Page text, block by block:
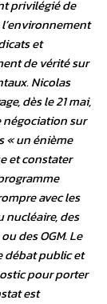
privilégié de
et
de vérité sur
Nicolas
dès le 21 mai,
négociation sur
« un énième
et constater
avec les
nucléaire, des
des OGM. Le
débat public et
pour porter
est